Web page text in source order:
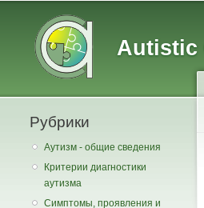
Autistic
Рубрики
Аутизм - общие сведения
Критерии диагностики
аутизма
Симптомы, проявления и